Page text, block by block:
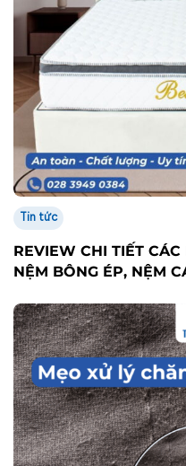
Tin tức
REVIEW CHI TIẾT
NỆM BÔNG ÉP, NỆM